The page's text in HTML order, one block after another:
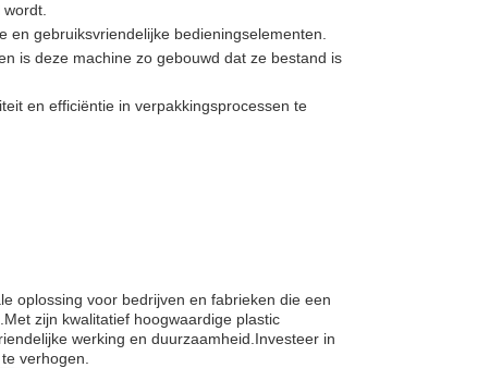
gebruiksvriendelijke bedieningselementen.
is deze machine zo gebouwd dat ze bestand is
en efficiëntie in verpakkingsprocessen te
oplossing voor bedrijven en fabrieken die een
zijn kwalitatief hoogwaardige plastic
werking en duurzaamheid.Investeer in
verhogen.